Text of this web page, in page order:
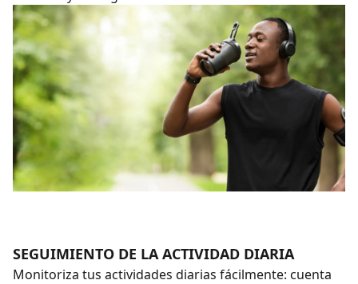
SEGUIMIENTO DE LA ACTIVIDAD DIARIA
Monitoriza tus actividades diarias fácilmente: cuenta